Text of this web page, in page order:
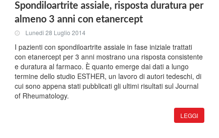
Spondiloartrite assiale, risposta duratura per
almeno 3 anni con etanercept
Lunedi 28 Luglio 2014
I pazienti con spondiloartrite assiale in fase iniziale trattati
con etanercept per 3 anni mostrano una risposta consistente
e duratura al farmaco. È quanto emerge dai dati a lungo
termine dello studio ESTHER, un lavoro di autori tedeschi, di
cui sono appena stati pubblicati gli ultimi risultati sul Journal
of Rheumatology.
LEGGI